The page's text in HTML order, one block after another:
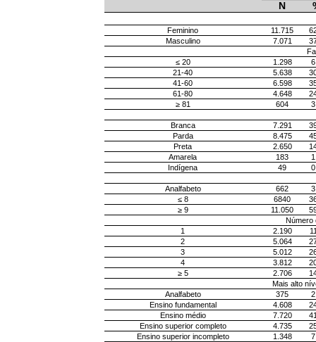
N
Feminino 11.715
Masculino
7.071
≤ 20
1.298
21-40
5.638
41-60
6.598
61-80
4.648
≥ 81
604
Branca 7.291
Parda
8.475
Preta
2.650
Amarela
183
Indígena
49
Analfabeto 662
≤ 8
6840
≥ 9
11.050
Número
1
2.190
2
5.064
3
5.012
4
3.812
≥ 5
2.706
Mais alto
Analfabeto
375
Ensino fundamental
4.608
Ensino médio
7.720
Ensino superior completo
4.735
Ensino superior incompleto
1.348